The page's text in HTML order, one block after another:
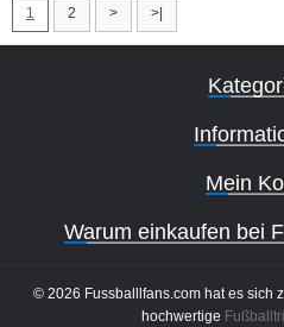
1 2 > >|
Mein
Warum einkaufen bei
© 2026 Fussballlfans.com hat es sich
hochwertige